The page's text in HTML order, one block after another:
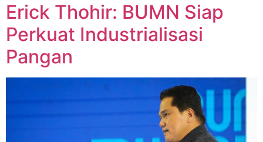
Erick Thohir: BUMN Siap
Perkuat Industrialisasi
Pangan